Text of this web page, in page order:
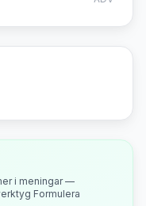
i meningar —
Formulera